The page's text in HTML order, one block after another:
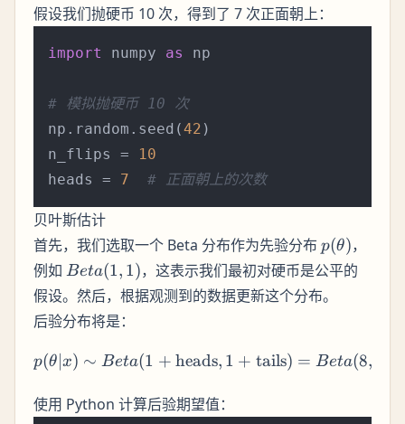
假设我们抛硬币 10 次，得到了 7 次正面朝上：
import numpy as np
# 模拟抛硬币 10 次
np.random.seed(42 )
n_flips =
10
heads = 7 # 正面朝上的次数
贝叶斯估计
首先，我们选取一个 Beta 分布作为先验分布 p(\theta)
p(θ)，
例如 Beta(1,
1)
Beta(1, 1)，这表示我们最初对硬币是公平的
假设。然后，根据观测到的数据更新这个分布。
后验分布将是：
p(\theta | x) \sim
p(θ x) ∼ Beta(1 + heads, 1 + tails) = Beta(8,
使用 Python 计算后验期望值：